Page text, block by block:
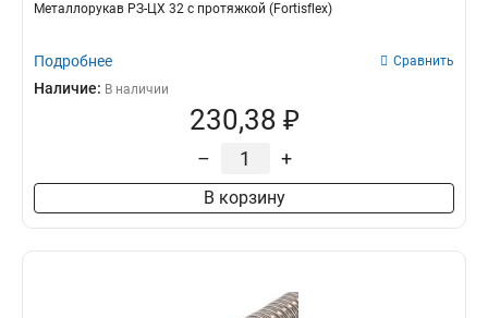
Металлорукав РЗ-ЦХ 32 с протяжкой (Fortisflex)
Подробнее Сравнить
Наличие: В наличии
230,38 ₽
– +
В корзину